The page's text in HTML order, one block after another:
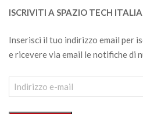
ISCRIVITI A SPAZIO TECH ITALIA
Inserisci il tuo indirizzo email per
e ricevere via email le notifiche di
Indirizzo
e-